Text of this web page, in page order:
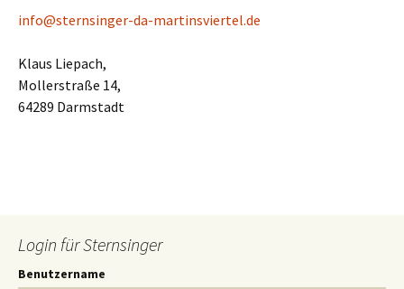
info@sternsinger-da-martinsviertel.de
Klaus Liepach,
Mollerstraße 14,
64289 Darmstadt
Login für Sternsinger
Benutzername